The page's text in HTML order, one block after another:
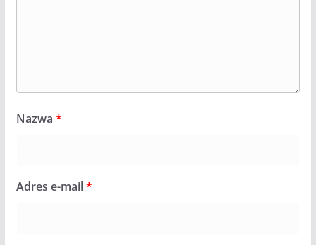
Nazwa *
Adres e-mail*